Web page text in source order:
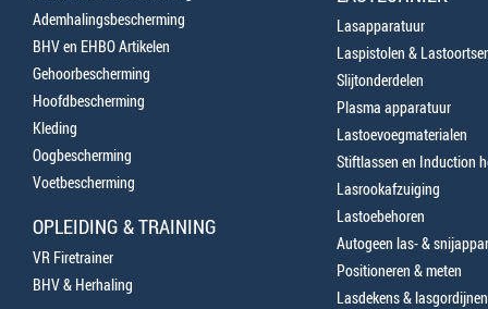
Ademhalingsbescherming
BHV en EHBO Artikelen
Gehoorbescherming
Hoofdbescherming
Kleding
Oogbescherming
Voetbescherming
OPLEIDING & TRAINING
VR Firetrainer
BHV & Herhaling
Lasapparatuur
Laspistolen &
Slijtonderdelen
Plasma apparatuur
Lastoevoegmaterialen
Stiftlassen en Induction
Lasrookafzuiging
Lastoebehoren
Autogeen las- &
Positioneren & meten
Lasdekens & lasgordijnen